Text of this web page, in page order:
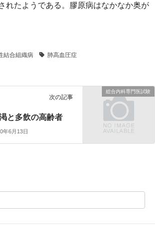
れたようである。膠原病はなかなか奥が
結合組織病 肺高血圧症
総合内科専門医試験
次の記事
と多飲の高齢者
年6月13日